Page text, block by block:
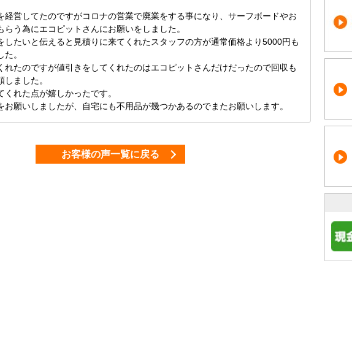
経営してたのですがコロナの営業で廃業をする事になり、サーフボードやお
らう為にエコピットさんにお願いをしました。
したいと伝えると見積りに来てくれたスタッフの方が通常価格より5000円も
。
れたのですが値引きをしてくれたのはエコピットさんだけだったので回収も
ました。
れた点が嬉しかったです。
お願いしましたが、自宅にも不用品が幾つかあるのでまたお願いします。
お客様の声一覧に戻る